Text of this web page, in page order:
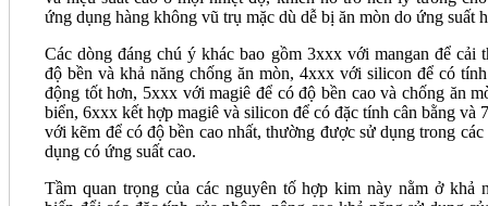
ứng dụng hàng không vũ trụ mặc dù dễ bị ăn mòn do ứng suất
Các dòng đáng chú ý khác bao gồm 3xxx với mangan để cải
độ bền và khả năng chống ăn mòn, 4xxx với silicon để có
động tốt hơn, 5xxx với magiê để có độ bền cao và chống ăn
biển, 6xxx kết hợp magiê và silicon để có đặc tính cân bằng và
với kẽm để có độ bền cao nhất, thường được sử dụng trong các
dụng có ứng suất cao​​​.
Tầm quan trọng của các nguyên tố hợp kim này nằm ở khả